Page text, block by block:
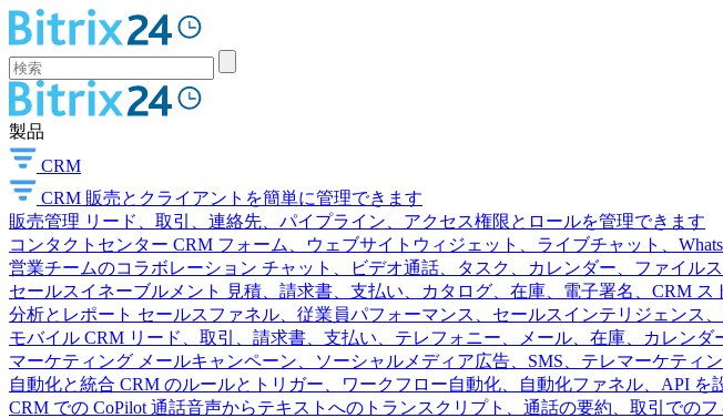
製品
CRM
CRM 販売とクライアントを簡単に管理できます
販売管理 リード、取引、連絡先、パイプライン、アクセス権限とロールを管理できます
コンタクトセンター CRM フォーム、ウェブサイトウィジェット、ライブチャット、
営業チームのコラボレーション チャット、ビデオ通話、タスク、カレンダー、ファイル
セールスイネーブルメント
見積、請求書、支払い、カタログ、在庫、電子署名、CRM ス
分析とレポート セールスファネル、従業員パフォーマンス、セールスインテリジェンス
モバイル CRM リード、取引、請求書、支払い、テレフォニー、メール、在庫、カレンダ
マーケティング メールキャンペーン、ソーシャルメディア広告、SMS、テレマーケティ
自動化と統合 CRM のルールとトリガー、ワークフロー自動化、自動化ファネル、API を
CRM での CoPilot 通話音声からテキストへのトランスクリプト、通話の要約、取引での